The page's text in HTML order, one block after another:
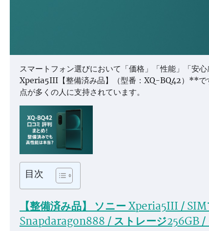
スマートフォン選びにおいて「価格」「性能」「安
Xperia5III【整備済み品】（型番：XQ-BQ42）**で
点が多くの人に支持されています。
目次
【整備済み品】 ソニー Xperia5III /
Snapdaragon888 / ストレージ256GB